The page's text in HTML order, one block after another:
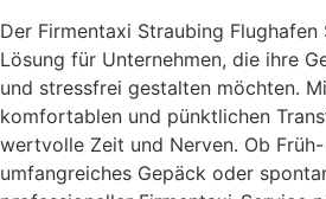
Der Firmentaxi Straubing
Lösung für Unternehmen, die ihre
und stressfrei gestalten möchten.
komfortablen und pünktlichen
wertvolle Zeit und Nerven. Ob
umfangreiches Gepäck oder